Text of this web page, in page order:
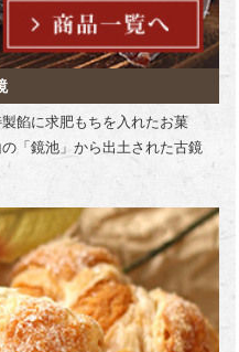
餡に求肥もちを入れたお菓
「鏡池」から出土された古鏡